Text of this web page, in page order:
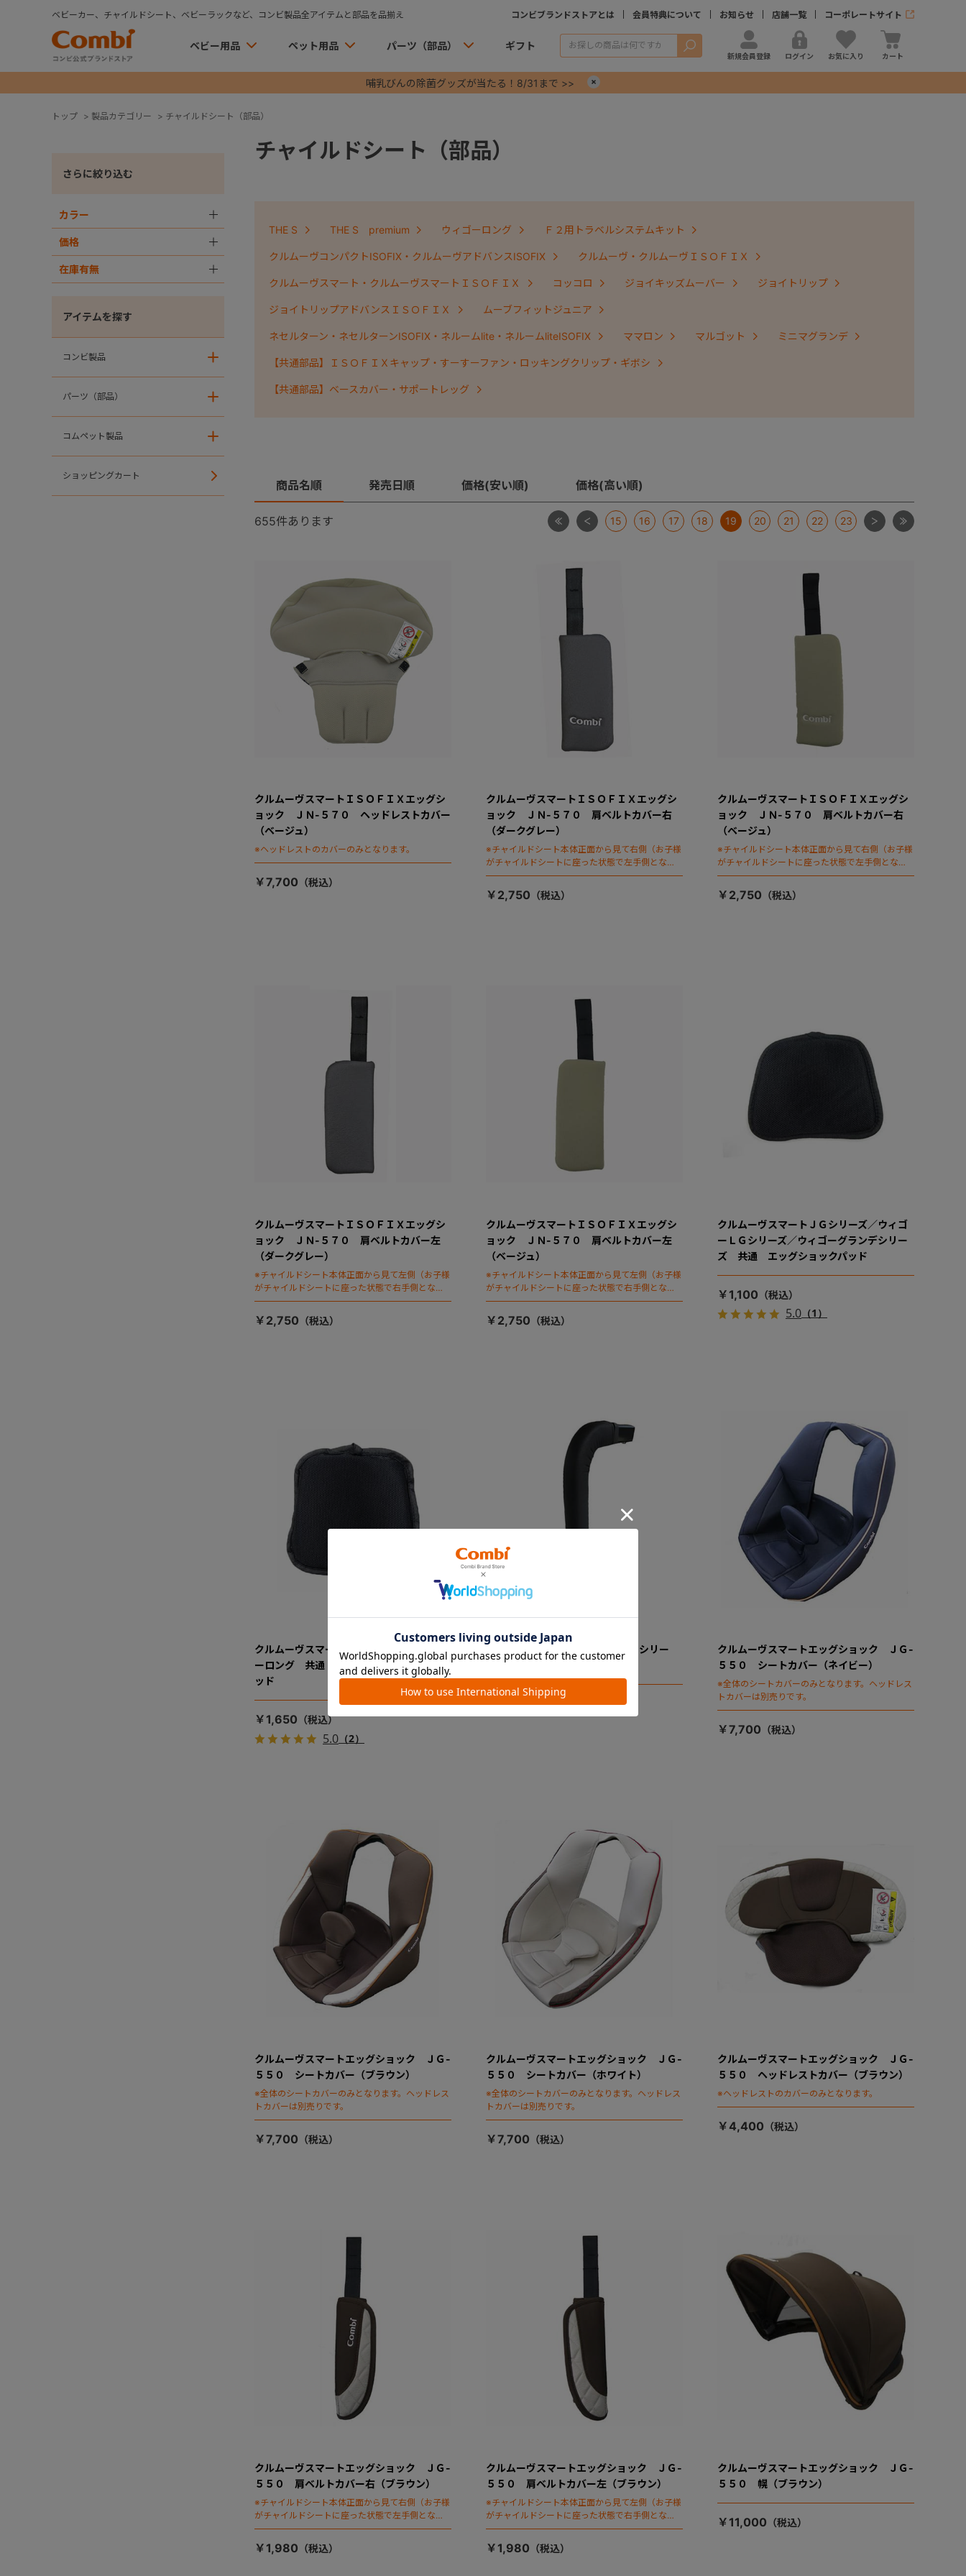
ベビーカー、チャイルドシート、ベビーラックなど、コンビ製品全アイテムと部品を品揃え コンビブランドストアとは 会員特典について お知らせ 店舗一覧 コーポレートサイト
ベビー用品 ペット用品 パーツ（部品） ギフト 検索
新規会員登録 ログイン お気に入り カート
哺乳びんの除菌グッズが当たる！8/31まで >>
トップ > 製品カテゴリー > チャイルドシート（部品）
さらに絞り込む
カラー
価格
在庫有無
アイテムを探す
コンビ製品
パーツ（部品）
コムペット製品
ショッピングカート
チャイルドシート（部品）
THE S THE S premium ウィゴーロング Ｆ２用トラベルシステムキット
クルムーヴコンパクトISOFIX・クルムーヴアドバンスISOFIX クルムーヴ・クルムーヴＩＳＯＦＩＸ
クルムーヴスマート・クルムーヴスマートＩＳＯＦＩＸ コッコロ ジョイキッズムーバー ジョイトリップ
ジョイトリップアドバンスＩＳＯＦＩＸ ムーブフィットジュニア
ネセルターン・ネセルターンISOFIX・ネルームlite・ネルームliteISOFIX ママロン マルゴット ミニマグランデ
【共通部品】ＩＳＯＦＩＸキャップ・すーすーファン・ロッキングクリップ・ギボシ
【共通部品】ベースカバー・サポートレッグ
商品名順 発売日順 価格(安い順) 価格(高い順)
655件あります 最初 前 15 16 17 18 19 20 21 22 23 次 最後
クルムーヴスマートＩＳＯＦＩＸエッグシ
ョック ＪＮ-５７０ ヘッドレストカバー
（ベージュ）
※ヘッドレストのカバーのみとなります。
￥7,700
クルムーヴスマートＩＳＯＦＩＸエッグシ
ョック ＪＮ-５７０ 肩ベルトカバー右
（ダークグレー）
※チャイルドシート本体正面から見て右側（お子様
がチャイルドシートに座った状態で左手側となり
ます）
￥2,750
クルムーヴスマートＩＳＯＦＩＸエッグシ
ョック ＪＮ-５７０ 肩ベルトカバー右
（ベージュ）
※チャイルドシート本体正面から見て右側（お子様
がチャイルドシートに座った状態で左手側となり
ます）
￥2,750
クルムーヴスマートＩＳＯＦＩＸエッグシ
ョック ＪＮ-５７０ 肩ベルトカバー左
（ダークグレー）
※チャイルドシート本体正面から見て左側（お子様
がチャイルドシートに座った状態で右手側となり
ます）
￥2,750
クルムーヴスマートＩＳＯＦＩＸエッグシ
ョック ＪＮ-５７０ 肩ベルトカバー左
（ベージュ）
※チャイルドシート本体正面から見て左側（お子様
がチャイルドシートに座った状態で右手側となり
ます）
￥2,750
クルムーヴスマートＪＧシリーズ／ウィゴ
ーＬＧシリーズ／ウィゴーグランデシリー
ズ 共通 エッグショックパッド
￥1,100
5.0（1）
クルムーヴスマートＪＪシリーズ／ウィゴ
ーロング 共通 洗えるエッグショックパ
ッド
￥1,650
5.0 （2）
クルムーヴスマートＪＫ／ ＪＬ シリー
ズ サポートレッグ
￥13,200
クルムーヴスマートエッグショック ＪＧ-
５５０ シートカバー（ネイビー）
※全体のシートカバーのみとなります。ヘッドレス
トカバーは別売りです。
￥7,700
クルムーヴスマートエッグショック ＪＧ-
５５０ シートカバー（ブラウン）
※全体のシートカバーのみとなります。ヘッドレス
トカバーは別売りです。
￥7,700
クルムーヴスマートエッグショック ＪＧ-
５５０ シートカバー（ホワイト）
※全体のシートカバーのみとなります。ヘッドレス
トカバーは別売りです。
￥7,700
クルムーヴスマートエッグショック ＪＧ-
５５０ ヘッドレストカバー（ブラウン）
※ヘッドレストのカバーのみとなります。
￥4,400
クルムーヴスマートエッグショック ＪＧ-
５５０ 肩ベルトカバー右（ブラウン）
※チャイルドシート本体正面から見て右側（お子様
がチャイルドシートに座った状態で左手側となり
ます）
￥1,980
クルムーヴスマートエッグショック ＪＧ-
５５０ 肩ベルトカバー左（ブラウン）
※チャイルドシート本体正面から見て左側（お子様
がチャイルドシートに座った状態で右手側となり
ます）
￥1,980
クルムーヴスマートエッグショック ＪＧ-
５５０ 幌（ブラウン）
￥11,000